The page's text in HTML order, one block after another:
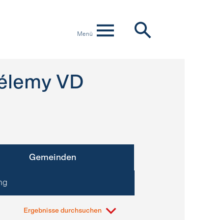
Menü
VD
Gemeinden
Ergebnisse durchsuchen